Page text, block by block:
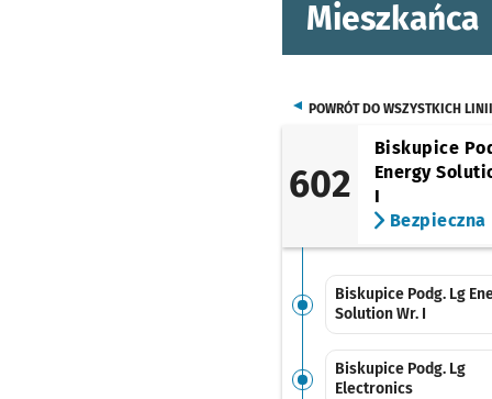
Mieszkańca
POWRÓT DO WSZYSTKICH LINII
602
Biskupice
Energy
I
Bezpieczna
Biskupice Podg. Lg
Solution Wr. I
Biskupice Podg. Lg
Electronics